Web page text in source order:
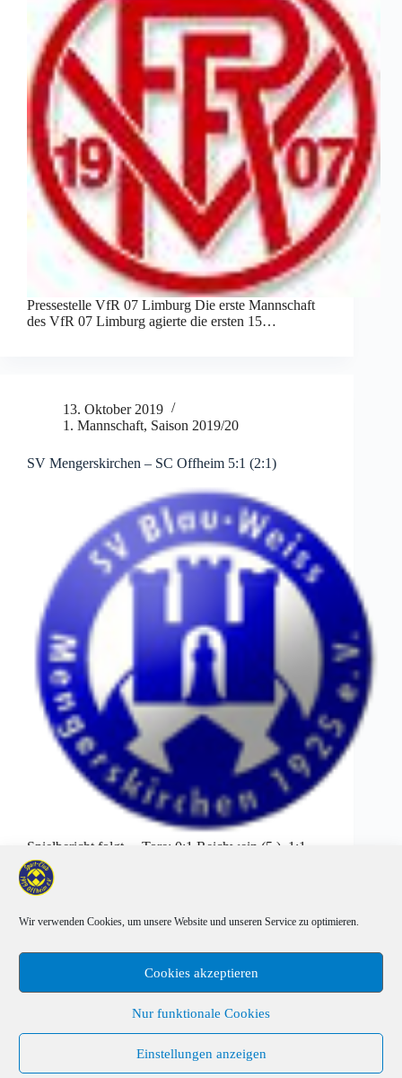
Wir verwenden Cookies, um unsere Website und unseren Service zu optimieren.
Cookies akzeptieren
Nur funktionale Cookies
Einstellungen anzeigen
Pressestelle VfR 07 Limburg Die erste Mannschaft
des VfR 07 Limburg agierte die ersten 15…
13. Oktober 2019
1. Mannschaft, Saison 2019/20
SV Mengerskirchen – SC Offheim 5:1 (2:1)
Spielbericht folgt… Tore: 0:1 Reichwein (5.), 1:1
Dos (19.), 2:1 Busch (27.), 3:1 Dos (51.),…
Sponsoren Cookie-Richtlinie (EU) Impressum